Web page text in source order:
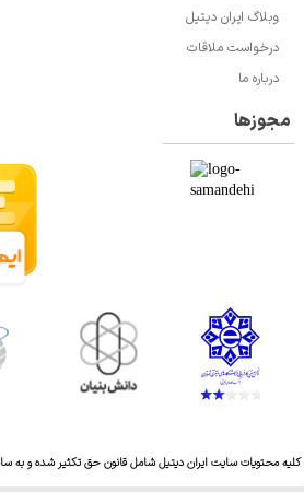
محتویات سایت ایران دیتیل شامل قانون حق تکثیر شده و به
وبلاگ ایران دیتیل
درخواست ملاقات
درباره ما
مجوزها